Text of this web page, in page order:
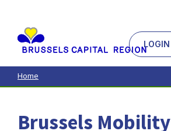
contenu
principal
LOGIN
Home
Brussels Mobility